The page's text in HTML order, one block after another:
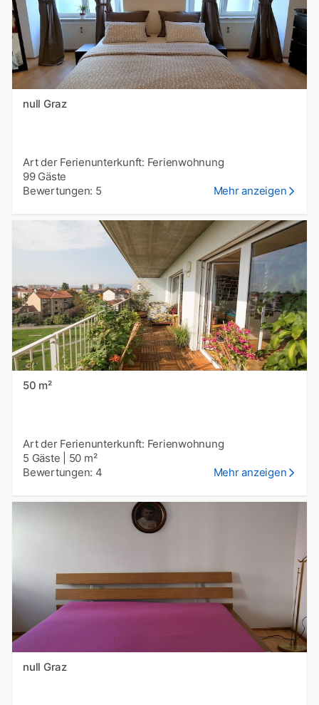
null Graz
Art der Ferienunterkunft: Ferienwohnung
99 Gäste
Bewertungen: 5
Mehr anzeigen
50 m²
Art der Ferienunterkunft: Ferienwohnung
5 Gäste
50 m²
Bewertungen: 4
Mehr anzeigen
null Graz